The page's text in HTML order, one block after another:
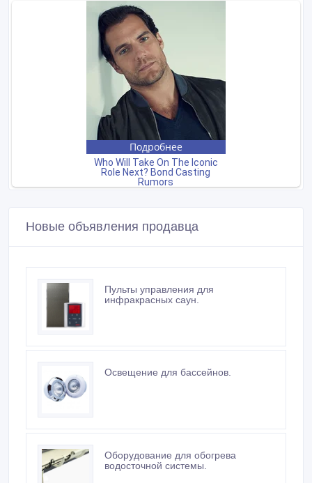
Новые объявления продавца
Пульты управления для
инфракрасных саун.
Освещение для бассейнов.
Оборудование для обогрева
водосточной системы.